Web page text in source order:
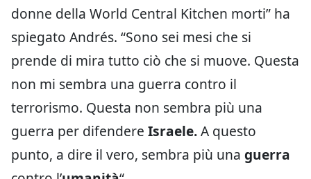
donne della World Central Kitchen morti” ha
spiegato Andrés. “Sono sei mesi che si
prende di mira tutto ciò che si muove. Questa
non mi sembra una guerra contro il
terrorismo. Questa non sembra più una
guerra per difendere Israele.A questo
punto, a dire il vero, sembra più una guerra